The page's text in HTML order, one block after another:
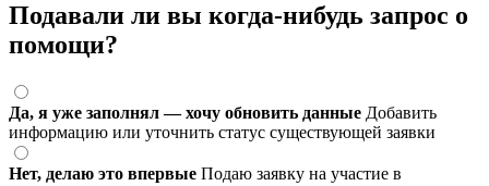
Подавали ли вы когда-нибудь запрос о
помощи?
Да, я уже заполнял — хочу обновить данные Добавить
информацию или уточнить статус существующей заявки
Нет, делаю это впервые Подаю заявку на участие в